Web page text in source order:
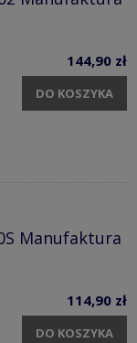
144,90 zł
DO KOSZYKA
Manufaktura
114,90 zł
DO KOSZYKA